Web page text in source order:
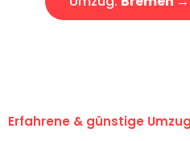
Erfahrene & günstige